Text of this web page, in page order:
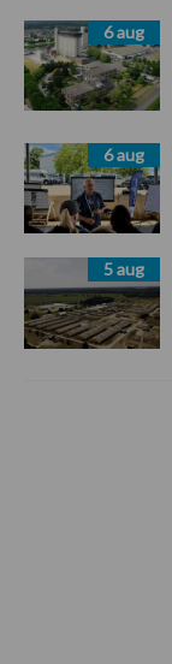
6 aug
6 aug
5 aug